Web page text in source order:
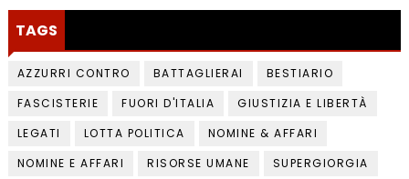
TAGS
AZZURRI CONTRO BATTAGLIERAI
BESTIARIO
FASCISTERIE
FUORI D'ITALIA
GIUSTIZIA E LIBERTÀ
LEGATI
LOTTA POLITICA
NOMINE & AFFARI
NOMINE E AFFARI
RISORSE UMANE SUPERGIORGIA